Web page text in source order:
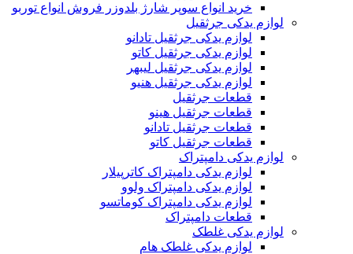
خرید انواع سوپر شارژ بلدوزر فروش انواع توربو
لوازم یدکی جرثقیل
لوازم یدکی جرثقیل تادانو
لوازم یدکی جرثقیل کاتو
لوازم یدکی جرثقیل لیبهر
لوازم یدکی جرثقیل هنیو
قطعات جرثقیل
قطعات جرثقیل هینو
قطعات جرثقیل تادانو
قطعات جرثقیل کاتو
لوازم یدکی دامپتراک
لوازم یدکی دامپتراک کاترپیلار
لوازم یدکی دامپتراک ولوو
لوازم یدکی دامپتراک کوماتسو
قطعات دامپتراک
لوازم یدکی غلطک
لوازم یدکی غلطک هام